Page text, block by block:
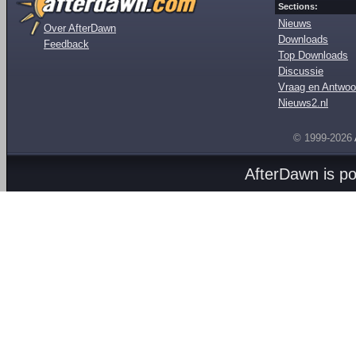
Over AfterDawn
Feedback
Sections:
Nieuws
Downloads
Top Downloads
Discussie
Vraag en
Nieuws2.nl
© 1999-2026
AfterDawn is